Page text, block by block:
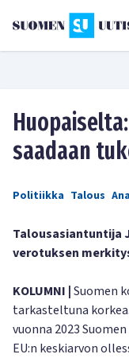
saadaan
Politiikka Talous
Talousasiantuntija
verotuksen
KOLUMNI |Suomen
tarkasteltuna
vuonna 2023
EU:n keskiarvon